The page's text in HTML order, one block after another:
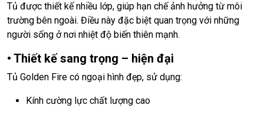
Tủ được thiết kế nhiều lớp, giúp hạn chế ảnh hưởng từ môi
trường bên ngoài. Điều này đặc biệt quan trọng với những
người sống ở nơi nhiệt độ biến thiên mạnh.
• Thiết kế sang trọng – hiện đại
Tủ Golden Fire có ngoại hình đẹp, sử dụng:
Kính cường lực chất lượng cao